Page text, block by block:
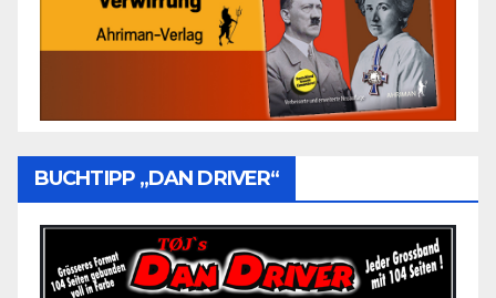
BUCHTIPP „DAN DRIVER“